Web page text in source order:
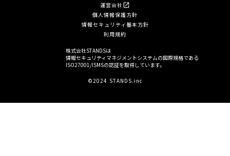
運営会社open_in_new
個人情報保護方針
情報セキュリティ基本方針
利用規約
株式会社STANDSは
情報セキュリティマネジメントシステムの国際規格である
ISO27001/ISMSの認証を取得しています。
©2024 STANDS.inc